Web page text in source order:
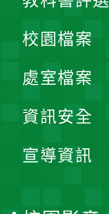
校園檔案
處室檔案
資訊安全
宣導資訊